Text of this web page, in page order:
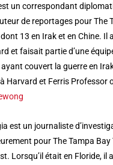
un correspondant
de reportages pour The
13 en Irak et en Chine. Il
et faisait partie d’une
couvert la guerre en
Harvard et Ferris Professor
est un journaliste
pour The Tampa Bay
Lorsqu’il était en Floride, il